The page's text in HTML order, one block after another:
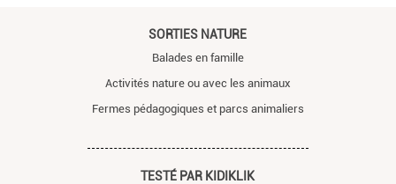
SORTIES NATURE
Balades en famille
Activités nature ou avec les animaux
Fermes pédagogiques et parcs animaliers
TESTÉ PAR KIDIKLIK